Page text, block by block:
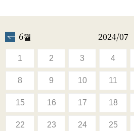
6월 2024/07
1 2 3 4
8 9 10 11
15 16 17 18
22 23 24 25